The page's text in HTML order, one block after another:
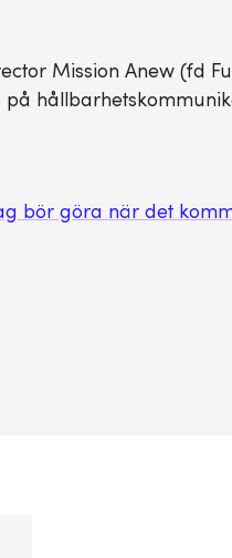
Mission Anew (fd
bör göra när det